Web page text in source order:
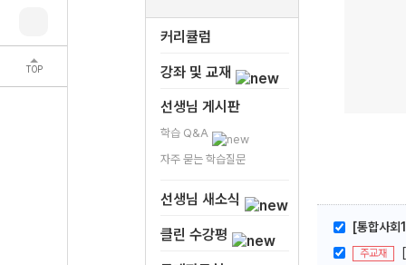
TOP
커리큘럼
강좌 및 교재
선생님 게시판
학습 Q&A
자주 묻는 학습질문
선생님 새소식
클린 수강평 [통합사회
주교재